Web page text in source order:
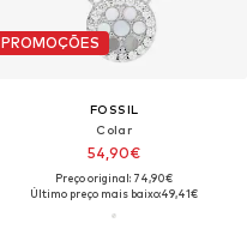
PROMOÇÕES
FOSSIL
Colar
54,90€
Preço original: 74,90€
Último preço mais baixo:49,41€